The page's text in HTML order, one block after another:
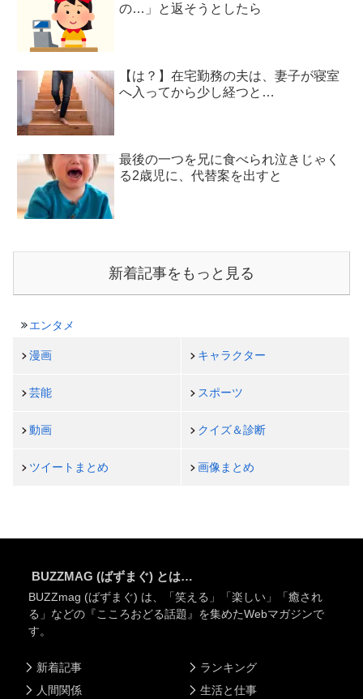
の…」と返そうとしたら
【は？】在宅勤務の夫は、妻子が寝室
へ入ってから少し経つと…
最後の一つを兄に食べられ泣きじゃく
る2歳児に、代替案を出すと
新着記事をもっと見る
エンタメ
漫画 キャラクター
芸能 スポーツ
動画 クイズ＆診断
ツイートまとめ 画像まとめ
BUZZMAG (ばずまぐ) とは…
BUZZmag (ばずまぐ) は、「笑える」「楽しい」「癒され
る」などの『こころおどる話題』を集めたWebマガジンで
す。
新着記事
人間関係
ランキング
生活と仕事